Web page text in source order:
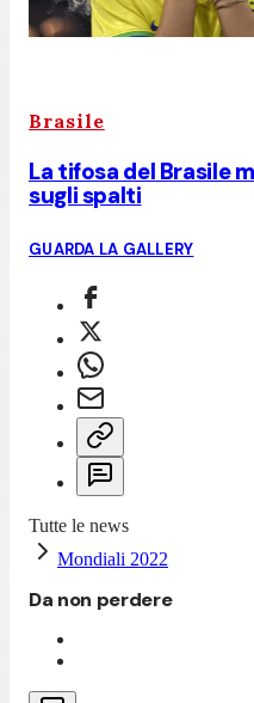
Brasile
La tifosa del Brasile
sugli spalti
GUARDA LA GALLERY
Tutte le news
Mondiali 2022
Da non perdere